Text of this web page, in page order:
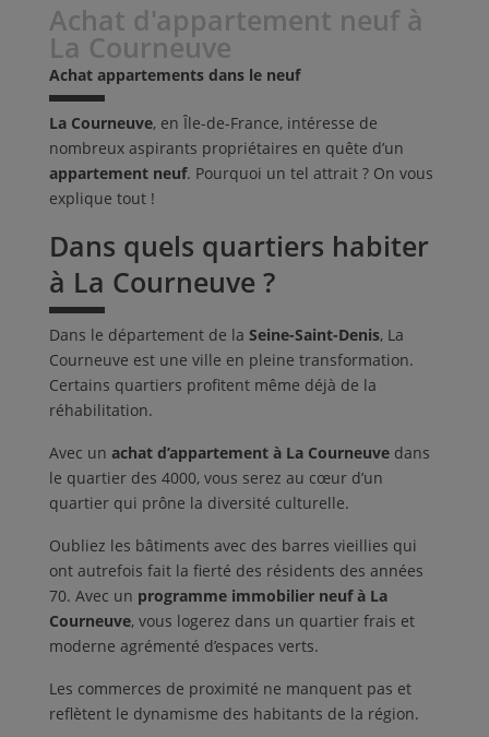
Achat d'appartement neuf à
La Courneuve
Achat appartements dans le neuf
La Courneuve, en Île-de-France, intéresse de
nombreux aspirants propriétaires en quête d’un
appartement neuf. Pourquoi un tel attrait ? On vous
explique tout !
Dans quels quartiers habiter
à La Courneuve ?
Dans le département de la Seine-Saint-Denis, La
Courneuve est une ville en pleine transformation.
Certains quartiers profitent même déjà de la
réhabilitation.
Avec un achat d’appartement à La Courneuve dans
le quartier des 4000, vous serez au cœur d’un
quartier qui prône la diversité culturelle.
Oubliez les bâtiments avec des barres vieillies qui
ont autrefois fait la fierté des résidents des années
70. Avec un programme immobilier neuf à La
Courneuve, vous logerez dans un quartier frais et
moderne agrémenté d’espaces verts.
Les commerces de proximité ne manquent pas et
reflètent le dynamisme des habitants de la région.